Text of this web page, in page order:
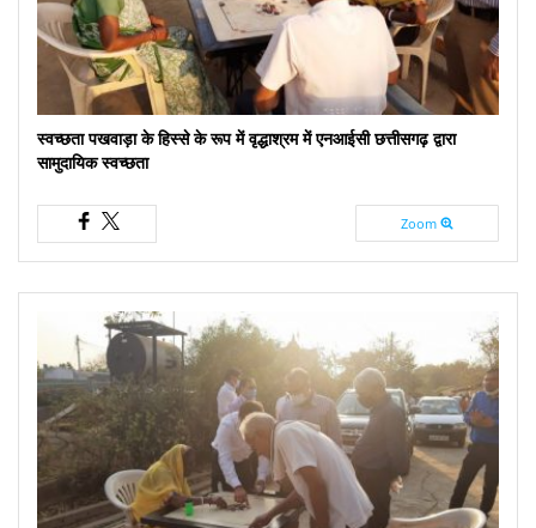
स्वच्छता पखवाड़ा के हिस्से के रूप में वृद्धाश्रम में एनआईसी छत्तीसगढ़ द्वारा
सामुदायिक स्वच्छता
Zoom